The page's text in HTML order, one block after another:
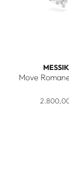
Move
Messika Move